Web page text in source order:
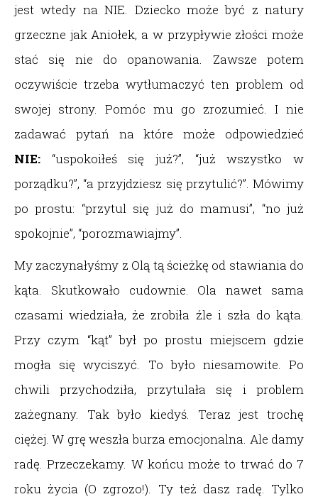
jest wtedy na NIE. Dziecko może być z natury
grzeczne jak Aniołek, a w przypływie złości może
stać się nie do opanowania. Zawsze potem
oczywiście trzeba wytłumaczyć ten problem od
swojej strony. Pomóc mu go zrozumieć. I nie
zadawać pytań na które może odpowiedzieć
NIE: “uspokoiłeś się już?”, “już wszystko w
porządku?”, “a przyjdziesz się przytulić?”. Mówimy
po prostu: “przytul się już do mamusi”, “no już
spokojnie”, “porozmawiajmy”.
My zaczynałyśmy z Olą tą ścieżkę od stawiania do
kąta. Skutkowało cudownie. Ola nawet sama
czasami wiedziała, że zrobiła źle i szła do kąta.
Przy czym “kąt” był po prostu miejscem gdzie
mogła się wyciszyć. To było niesamowite. Po
chwili przychodziła, przytulała się i problem
zażegnany. Tak było kiedyś. Teraz jest trochę
ciężej. W grę weszła burza emocjonalna. Ale damy
radę. Przeczekamy. W końcu może to trwać do 7
roku życia (O zgrozo!). Ty też dasz radę. Tylko